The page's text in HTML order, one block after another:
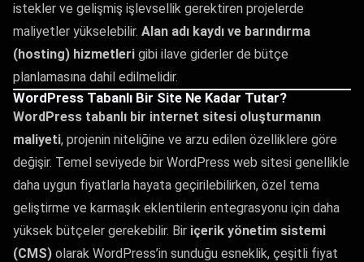
istekler ve gelişmiş işlevsellik gerektiren projelerde
maliyetler yükselebilir. Alan adı kaydı ve barındırma
(hosting) hizmetleri gibi ilave giderler de bütçe
planlamasına dahil edilmelidir.
WordPress Tabanlı Bir Site Ne Kadar Tutar?
WordPress tabanlı bir internet sitesi oluşturmanın
maliyeti, projenin niteliğine ve arzu edilen özelliklere göre
değişir. Temel seviyede bir WordPress web sitesi genellikle
daha uygun fiyatlarla hayata geçirilebilirken, özel tema
geliştirme ve karmaşık eklentilerin entegrasyonu için daha
yüksek bütçeler gerekebilir. Bir içerik yönetim sistemi
(CMS) olarak WordPress’in sunduğu esneklik, çeşitli fiyat